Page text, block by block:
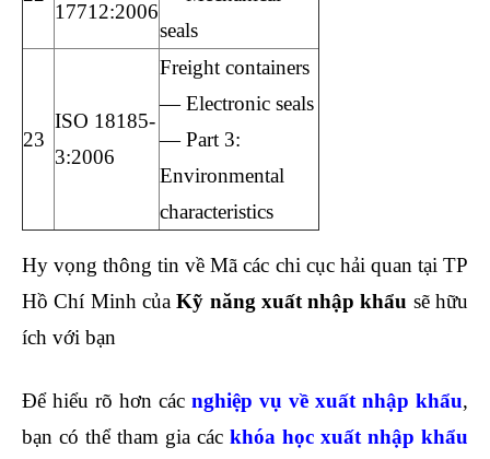
17712:2006
seals
23
ISO 18185-
3:2006
Freight containers
— Electronic seals
— Part 3:
Environmental
characteristics
Hy vọng thông tin về Mã các chi cục hải quan tại TP
Hồ Chí Minh củaKỹ năng xuất nhập khẩu sẽ hữu
ích với bạn
Để hiểu rõ hơn các nghiệp vụ về xuất nhập khẩu,
bạn có thể tham gia các khóa học xuất nhập khẩu